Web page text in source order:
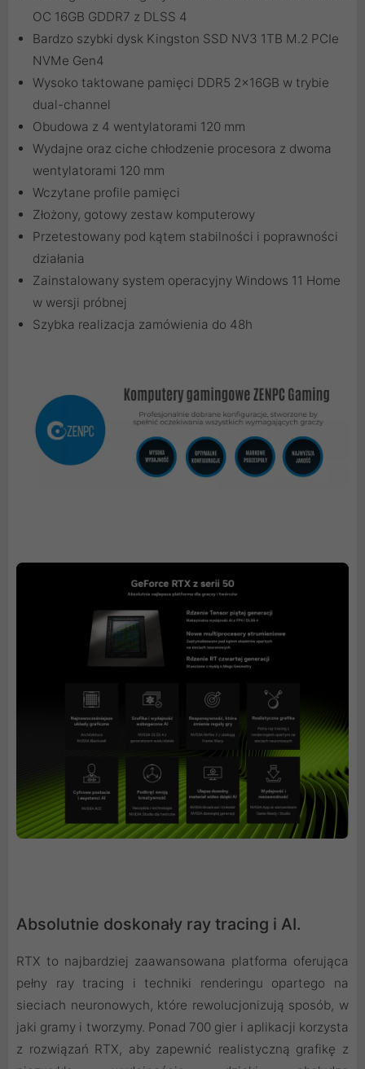
OC 16GB GDDR7 z DLSS 4
Bardzo szybki dysk Kingston SSD NV3 1TB M.2 PCIe
NVMe Gen4
Wysoko taktowane pamięci DDR5 2x16GB w trybie
dual-channel
Obudowa z 4 wentylatorami 120 mm
Wydajne oraz ciche chłodzenie procesora z dwoma
wentylatorami 120 mm
Wczytane profile pamięci
Złożony, gotowy zestaw komputerowy
Przetestowany pod kątem stabilności i poprawności
działania
Zainstalowany system operacyjny Windows 11 Home
w wersji próbnej
Szybka realizacja zamówienia do 48h
Absolutnie doskonały ray tracing i AI.
RTX to najbardziej zaawansowana platforma oferująca
pełny ray tracing i techniki renderingu opartego na
sieciach neuronowych, które rewolucjonizują sposób, w
jaki gramy i tworzymy. Ponad 700 gier i aplikacji korzysta
z rozwiązań RTX, aby zapewnić realistyczną grafikę z